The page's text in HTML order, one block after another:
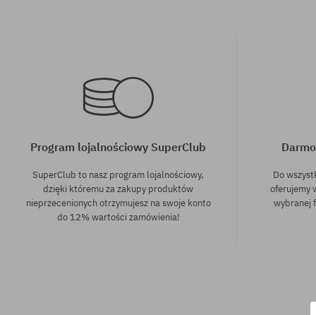
Program lojalnościowy SuperClub
SuperClub to nasz program lojalnościowy,
dzięki któremu za zakupy produktów
nieprzecenionych otrzymujesz na swoje konto
do 12% wartości zamówienia!
Do
oferujemy
wybranej